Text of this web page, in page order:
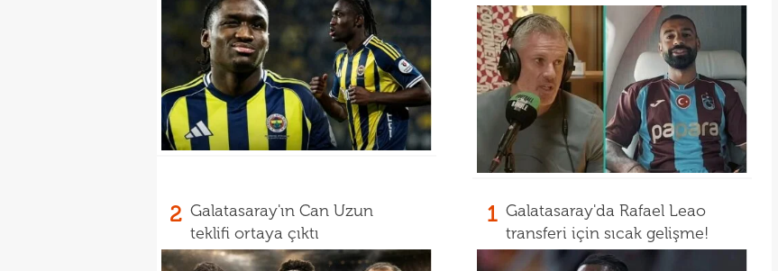
2 Galatasaray'ın Can Uzun
teklifi ortaya çıktı
1 Galatasaray'da Rafael Leao
transferi için sıcak gelişme!